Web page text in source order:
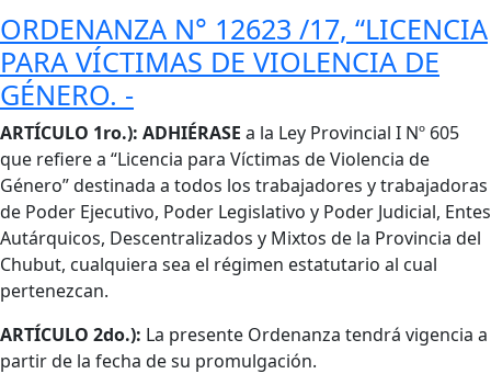
ORDENANZA N° 12623 /17, “LICENCIA
PARA VÍCTIMAS DE VIOLENCIA DE
GÉNERO. -
Cuerpo
ARTÍCULO 1ro.): ADHIÉRASE a la Ley Provincial I Nº 605
que refiere a “Licencia para Víctimas de Violencia de
Género” destinada a todos los trabajadores y trabajadoras
de Poder Ejecutivo, Poder Legislativo y Poder Judicial, Entes
Autárquicos, Descentralizados y Mixtos de la Provincia del
Chubut, cualquiera sea el régimen estatutario al cual
pertenezcan.
ARTÍCULO 2do.): La presente Ordenanza tendrá vigencia a
partir de la fecha de su promulgación.